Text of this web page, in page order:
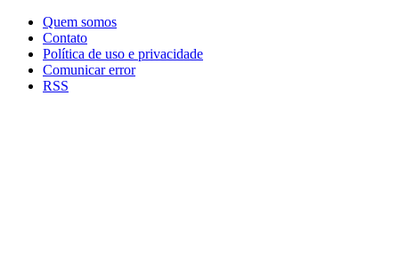
Quem somos
Contato
Política de uso e privacidade
Comunicar error
RSS